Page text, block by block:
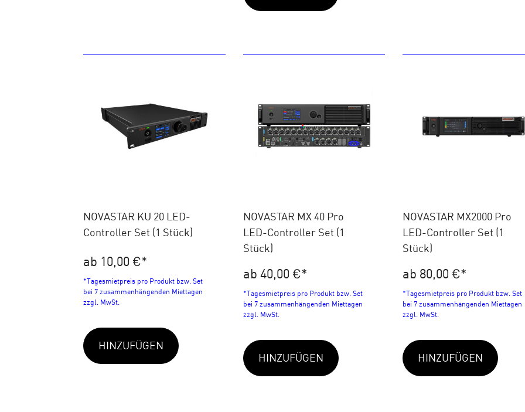
NOVASTAR KU 20 LED-
Controller Set (1 Stück)
ab 10,00 €*
*Tagesmietpreis pro Produkt bzw. Set
bei 7 zusammenhängenden Miettagen
zzgl. MwSt.
HINZUFÜGEN
NOVASTAR MX 40 Pro
LED-Controller Set (1
Stück)
ab 40,00 €*
*Tagesmietpreis pro Produkt bzw. Set
bei 7 zusammenhängenden Miettagen
zzgl. MwSt.
HINZUFÜGEN
NOVASTAR MX2000 Pro
LED-Controller Set (1
Stück)
ab 80,00 €*
*Tagesmietpreis pro Produkt bzw. Set
bei 7 zusammenhängenden Miettagen
zzgl. MwSt.
HINZUFÜGEN